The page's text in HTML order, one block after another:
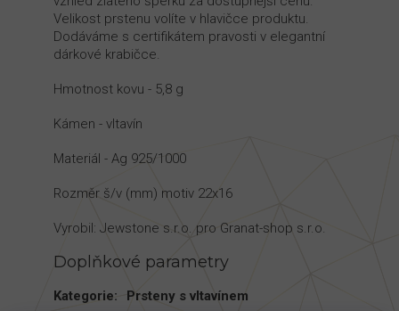
Velikost prstenu volíte v hlavičce produktu.
Dodáváme s certifikátem pravosti v elegantní
dárkové krabičce.
Hmotnost kovu - 5,8 g
Kámen - vltavín
Materiál - Ag 925/1000
Rozměr š/v (mm) motiv 22x16
Vyrobil: Jewstone s.r.o. pro Granat-shop s.r.o.
Doplňkové parametry
Kategorie:
Prsteny s vltavínem